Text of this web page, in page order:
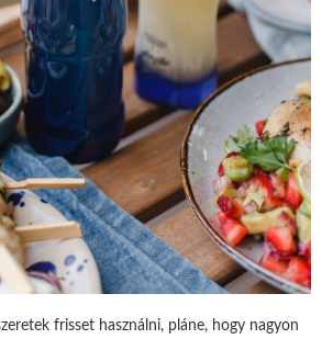
frisset használni, pláne, hogy nagyon